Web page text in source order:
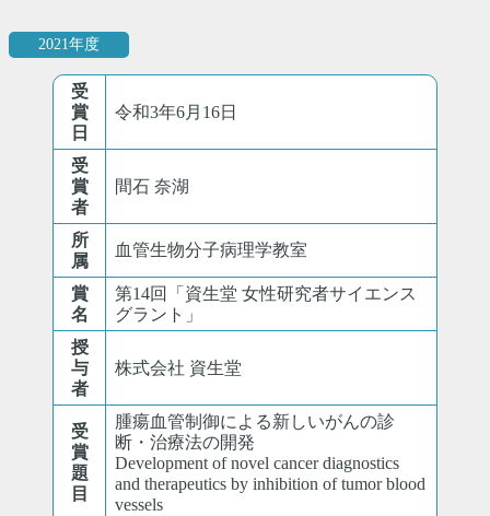
2021年度
受
賞
日
令和3年6月16日
受
賞
者
間石 奈湖
所
属
血管生物分子病理学教室
賞
名
第14回「資生堂 女性研究者サイエンス
グラント」
授
与
者
株式会社 資生堂
受
賞
題
目
腫瘍血管制御による新しいがんの診
断・治療法の開発
Development of novel cancer diagnostics
and therapeutics by inhibition of tumor blood
vessels